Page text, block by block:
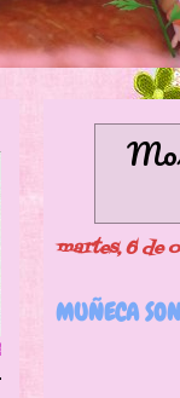
martes, 6 de
MUÑECA